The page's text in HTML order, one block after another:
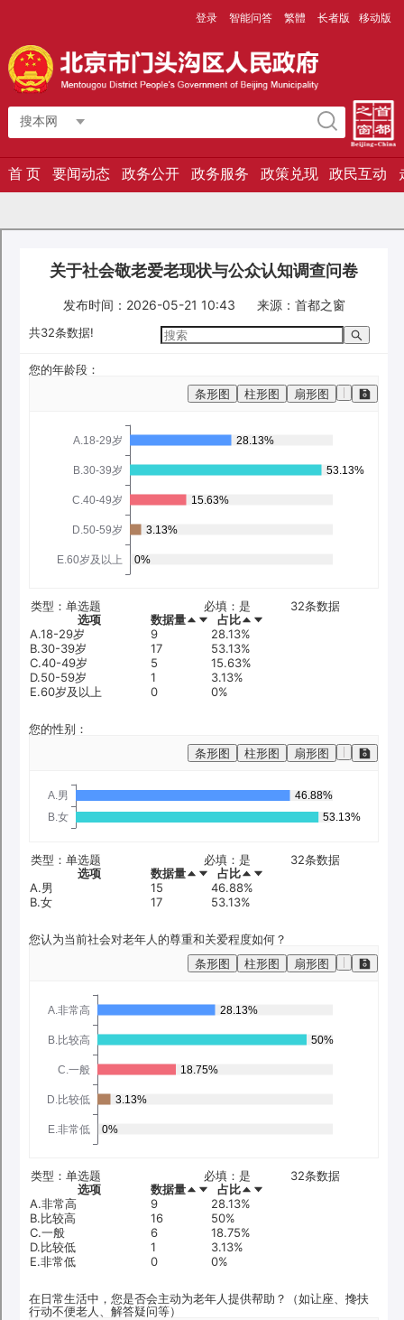
登录 智能问答 繁體 长者版 移动版
搜本网
首 页 要闻动态 政务公开 政务服务 政策兑现 政民互动